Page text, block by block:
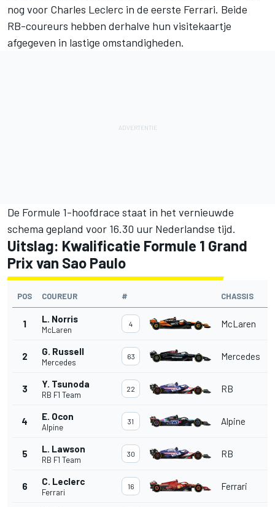
nog voor Charles Leclerc in de eerste Ferrari. Beide
RB-coureurs hebben derhalve hun visitekaartje
afgegeven in lastige omstandigheden.
De Formule 1-hoofdrace staat in het vernieuwde
schema gepland voor 16.30 uur Nederlandse tijd.
Uitslag: Kwalificatie Formule 1 Grand
Prix van Sao Paulo
POS COUREUR # CHASSIS
1 L. Norris
McLaren
4 McLaren
2 G. Russell
Mercedes
63 Mercedes
3 Y. Tsunoda
RB F1 Team
22 RB
4 E. Ocon
Alpine
31 Alpine
5 L. Lawson
RB F1 Team
30 RB
6 C. Leclerc
Ferrari
16 Ferrari